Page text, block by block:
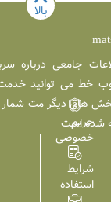
بالا
جامعی درباره
چوب خط می توانید
های دیگر مت شمار
شده است
حریم
خصوصی
شرایط
استفاده